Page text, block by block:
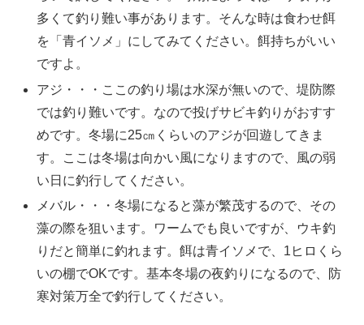
多くて釣り難い事があります。そんな時は食わせ餌
を「青イソメ」にしてみてください。餌持ちがいい
ですよ。
アジ・・・ここの釣り場は水深が無いので、堤防際
では釣り難いです。なので投げサビキ釣りがおすす
めです。冬場に25㎝くらいのアジが回遊してきま
す。ここは冬場は向かい風になりますので、風の弱
い日に釣行してください。
メバル・・・冬場になると藻が繁茂するので、その
藻の際を狙います。ワームでも良いですが、ウキ釣
りだと簡単に釣れます。餌は青イソメで、1ヒロくら
いの棚でOKです。基本冬場の夜釣りになるので、防
寒対策万全で釣行してください。